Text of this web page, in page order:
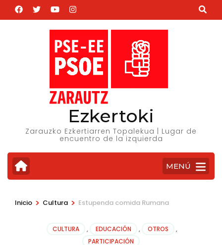
Saltar
al
Ezkertoki
Zarauzko Ezkertiarren Topalekua | Lugar de
encuentro de la izquierda
MENÚ
Inicio > Cultura > Estupenda comida Rumana
CULTURA , EDUCACIÓN , OTROS
,
PARTICIPACIÓN